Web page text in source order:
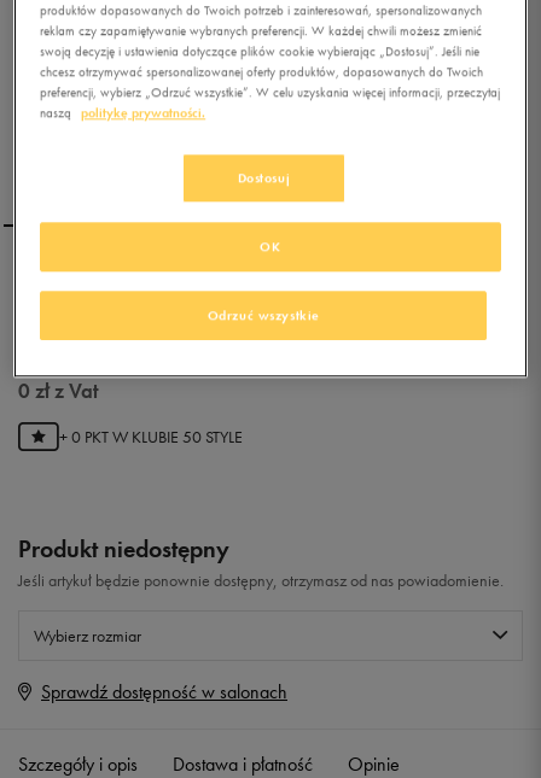
1/3
ADIDAS TECH SUPER W
0 złz Vat
+ 0 PKT W KLUBIE 50 STYLE
Produkt niedostępny
Jeśli artykuł będzie ponownie dostępny, otrzymasz od nas powiadomienie.
Wybierz rozmiar
Rozmiary EU
36 2/3
Sprawdź dostępność w salonach
Szczegóły i opis Dostawa i płatność Opinie
produktów dopasowanych do Twoich potrzeb i zainteresowań, spersonalizowanych
reklam czy zapamiętywanie wybranych preferencji. W każdej chwili możesz zmienić
swoją decyzję i ustawienia dotyczące plików cookie wybierając „Dostosuj”. Jeśli nie
chcesz otrzymywać spersonalizowanej oferty produktów, dopasowanych do Twoich
preferencji, wybierz „Odrzuć wszystkie”. W celu uzyskania więcej informacji, przeczytaj
naszą
politykę prywatności.
Dostosuj
Odrzuć wszystkie
OK